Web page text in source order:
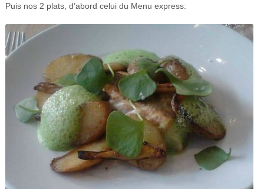
Puis nos 2 plats, d’abord celui du Menu express: